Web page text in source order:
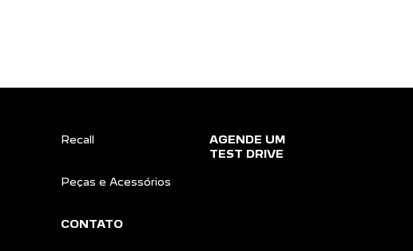
Recall
Peças e Acessórios
CONTATO
AGENDE UM
TEST DRIVE